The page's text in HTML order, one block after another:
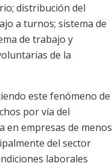
distribución del
a turnos; sistema de
de trabajo y
de la
este fenómeno de
por vía del
en empresas de menos
del sector
laborales